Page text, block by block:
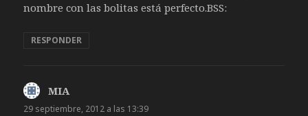
nombre con las bolitas está perfecto.BSS:
RESPONDER
MIAdice:
29 septiembre, 2012 a las 13:39